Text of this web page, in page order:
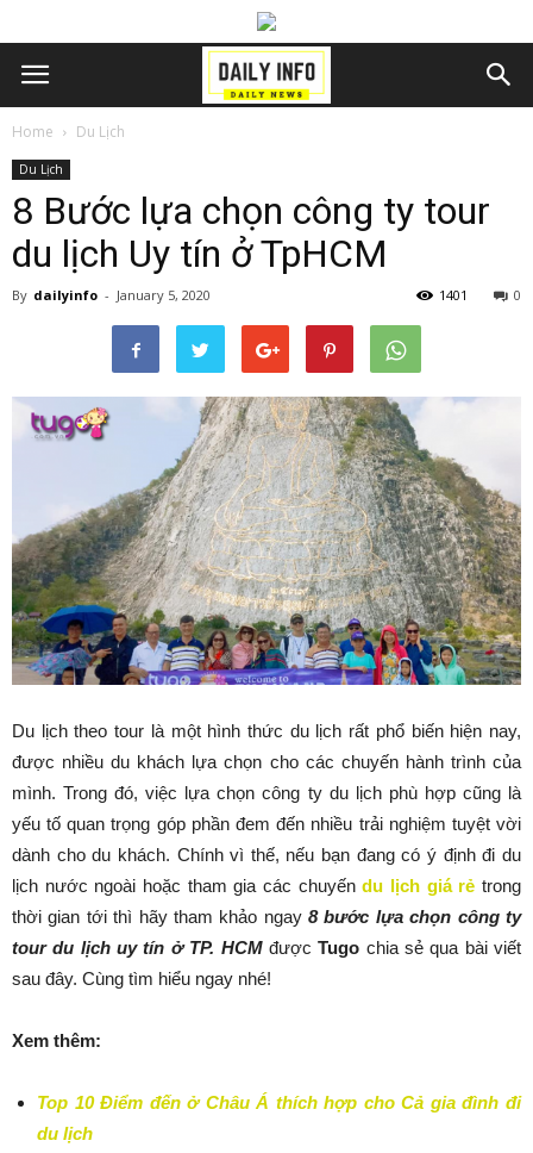
Home Du Lịch
Du Lịch
8 Bước lựa chọn công ty tour
du lịch Uy tín ở TpHCM
By dailyinfo - January 5, 2020 0
1401
Du lịch theo tour là một hình thức du lịch rất phổ biến hiện nay,
được nhiều du khách lựa chọn cho các chuyến hành trình của
mình. Trong đó, việc lựa chọn công ty du lịch phù hợp cũng là
yếu tố quan trọng góp phần đem đến nhiều trải nghiệm tuyệt vời
dành cho du khách. Chính vì thế, nếu bạn đang có ý định đi du
lịch nước ngoài hoặc tham gia các chuyếndu lịch giá rẻ trong
thời gian tới thì hãy tham khảo ngay8 bước lựa chọn công ty
tour du lịch uy tín ở TP. HCMđượcTugo chia sẻ qua bài viết
sau đây. Cùng tìm hiểu ngay nhé!
Xem thêm:
Top 10 Điểm đến ở Châu Á thích hợp cho Cả gia đình đi
du lịch